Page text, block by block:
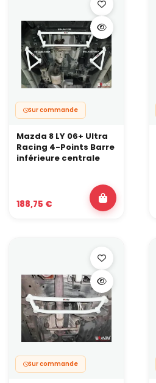
Sur commande
Mazda 8 LY 06+ Ultra
Racing 4-Points Barre
inférieure centrale
188,75 €
Sur commande